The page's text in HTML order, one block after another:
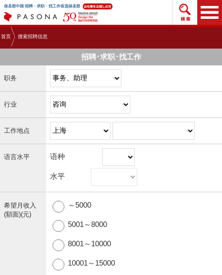
保圣那中国 招聘・求职・找工作首选保圣那 搜索
首页 搜索招聘信息
招聘･求职･找工作
职务
行业
工作地点
语言水平 语种
水平
希望月收入
(額面)(元)
～5000
5001～8000
8001～10000
10001～15000